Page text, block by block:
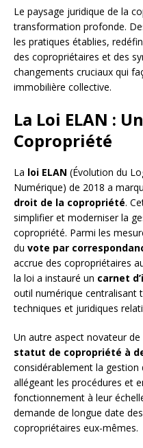
Le paysage juridique de la
transformation profonde.
les pratiques établies,
des copropriétaires et des
changements cruciaux qui
immobilière collective.
La Loi ELAN :
Copropriété
La loi ELAN (Évolution du
Numérique) de 2018 a
droit de la copropriété.
simplifier et moderniser la
copropriété. Parmi les
du vote par
accrue des copropriétaires
la loi a instauré un carnet
outil numérique centralisant
techniques et juridiques
Un autre aspect novateur
statut de copropriété à
considérablement la
allégeant les procédures et
fonctionnement à leur
demande de longue date
copropriétaires eux-mêmes.